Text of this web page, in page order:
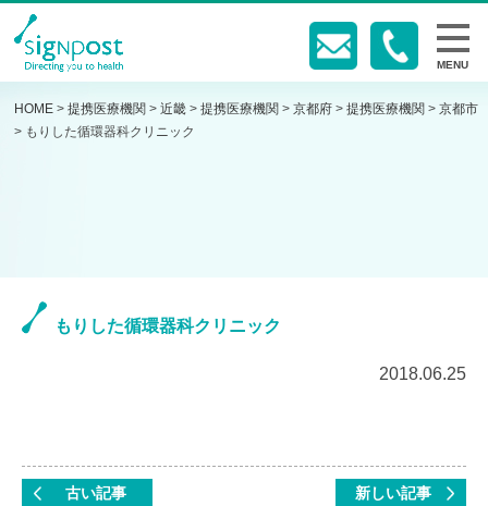
MENU
HOME >提携医療機関 >近畿 >提携医療機関 >京都府 >提携医療機関 >京都市
> もりした循環器科クリニック
もりした循環器科クリニック
2018.06.25
古い記事 新しい記事